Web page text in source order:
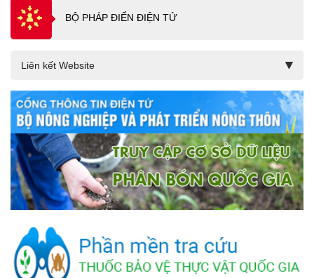
BỘ PHÁP ĐIỂN ĐIỆN TỬ